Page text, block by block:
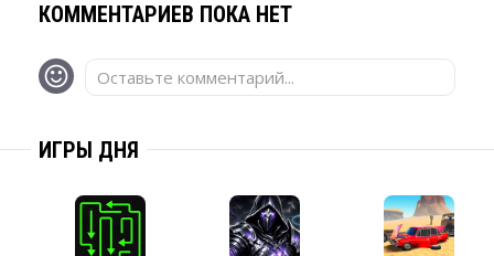
КОММЕНТАРИЕВ ПОКА НЕТ
Оставьте комментарий...
ИГРЫ ДНЯ